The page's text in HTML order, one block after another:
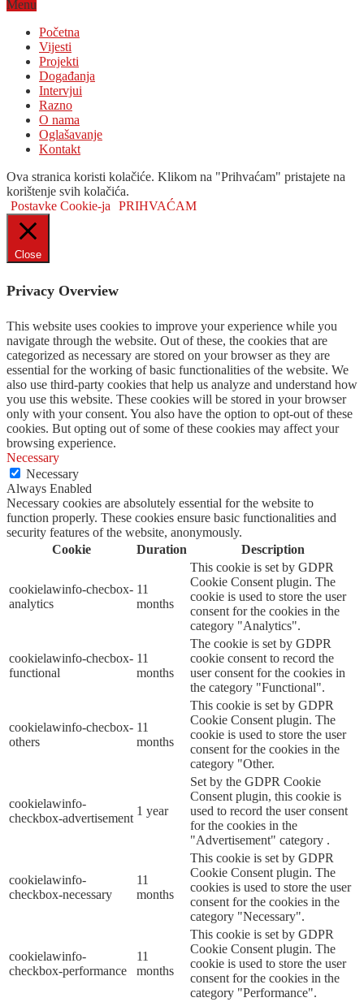
Menu
Početna
Vijesti
Projekti
Događanja
Intervjui
Razno
O nama
Oglašavanje
Kontakt
Ova stranica koristi kolačiće. Klikom na "Prihvaćam" pristajete na
korištenje svih kolačića.
Postavke Cookie-ja
PRIHVAĆAM
Close
Privacy Overview
This website uses cookies to improve your experience while you
navigate through the website. Out of these, the cookies that are
categorized as necessary are stored on your browser as they are
essential for the working of basic functionalities of the website. We
also use third-party cookies that help us analyze and understand how
you use this website. These cookies will be stored in your browser
only with your consent. You also have the option to opt-out of these
cookies. But opting out of some of these cookies may affect your
browsing experience.
Necessary
Necessary
Always Enabled
Necessary cookies are absolutely essential for the website to
function properly. These cookies ensure basic functionalities and
security features of the website, anonymously.
Cookie
Duration Description
cookielawinfo-checbox-
analytics
11
months
This cookie is set by GDPR
Cookie Consent plugin. The
cookie is used to store the user
consent for the cookies in the
category "Analytics".
cookielawinfo-checbox-
functional
11
months
The cookie is set by GDPR
cookie consent to record the
user consent for the cookies in
the category "Functional".
cookielawinfo-checbox-
others
11
months
This cookie is set by GDPR
Cookie Consent plugin. The
cookie is used to store the user
consent for the cookies in the
category "Other.
cookielawinfo-
checkbox-advertisement
1 year
Set by the GDPR Cookie
Consent plugin, this cookie is
used to record the user consent
for the cookies in the
"Advertisement" category .
cookielawinfo-
checkbox-necessary
11
months
This cookie is set by GDPR
Cookie Consent plugin. The
cookies is used to store the user
consent for the cookies in the
category "Necessary".
cookielawinfo-
checkbox-performance
11
months
This cookie is set by GDPR
Cookie Consent plugin. The
cookie is used to store the user
consent for the cookies in the
category "Performance".